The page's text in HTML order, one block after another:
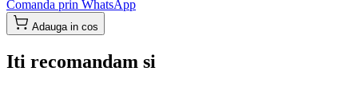
Comanda prin WhatsApp
Adauga in cos
Iti recomandam si